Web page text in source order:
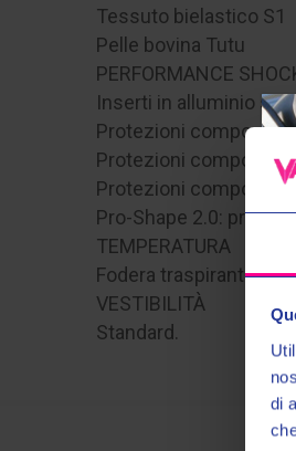
di
Tessuto bielastico S1
Pelle bovina Tutu
PERFORMANCE
Inserti in alluminio
Protezioni composite
Protezioni composite
Protezioni composite
Pro-Shape 2.0:
TEMPERATURA
Fodera traspirante in
VESTIBILITÀ
Standard.